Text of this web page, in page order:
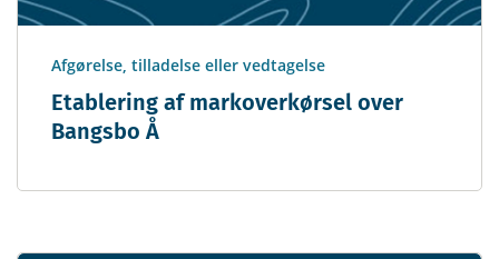
Afgørelse, tilladelse eller vedtagelse
Etablering af markoverkørsel over
Bangsbo Å